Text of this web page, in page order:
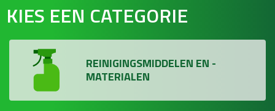
KIES EEN CATEGORIE
REINIGINGSMIDDELEN EN -
MATERIALEN